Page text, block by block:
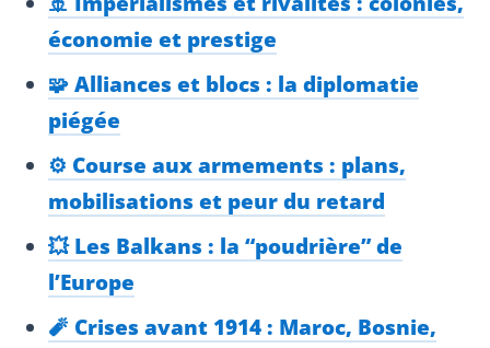
économie et prestige
🧩 Alliances et blocs : la diplomatie
piégée
⚙️ Course aux armements : plans,
mobilisations et peur du retard
💥 Les Balkans : la “poudrière” de
l’Europe
🧨 Crises avant 1914 : Maroc, Bosnie,